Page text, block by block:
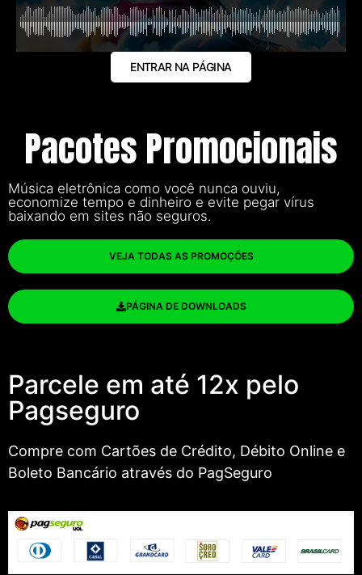
ENTRAR NA PÁGINA
Pacotes Promocionais
Música eletrônica como você nunca ouviu,
economize tempo e dinheiro e evite pegar vírus
baixando em sites não seguros.
VEJA TODAS AS PROMOÇÕES
PÁGINA DE DOWNLOADS
Parcele em até 12x pelo
Pagseguro
Compre com Cartões de Crédito, Débito Online e
Boleto Bancário através do PagSeguro